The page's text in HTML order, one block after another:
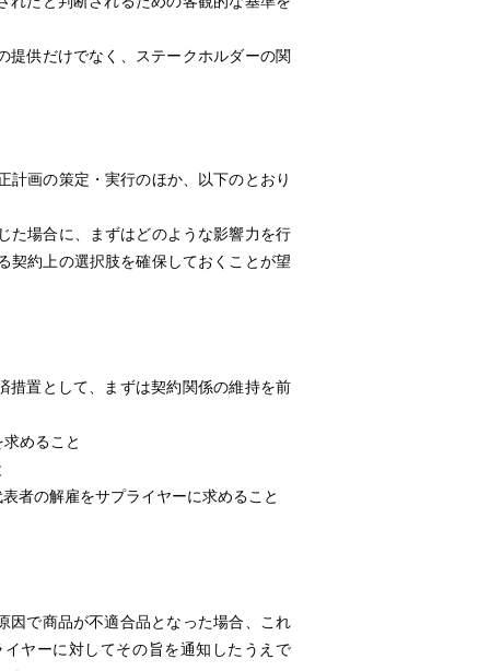
提供だけでなく、ステークホルダーの関
画の策定・実行のほか、以下のとおり
場合に、まずはどのような影響力を行
契約上の選択肢を確保しておくことが望
措置として、まずは契約関係の維持を前
めること
者の解雇をサプライヤーに求めること
因で商品が不適合品となった場合、これ
ヤーに対してその旨を通知したうえで